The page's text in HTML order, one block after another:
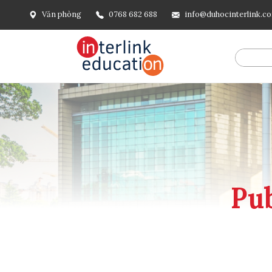
Văn phòng 0768 682 688
@include('frontend.layouts.schema-org', [ 'type' =>
url('/'), ], [ '@type' => 'ListItem', 'position' => 2, 'name' =>
=> url()->current(), ], ], ], ])